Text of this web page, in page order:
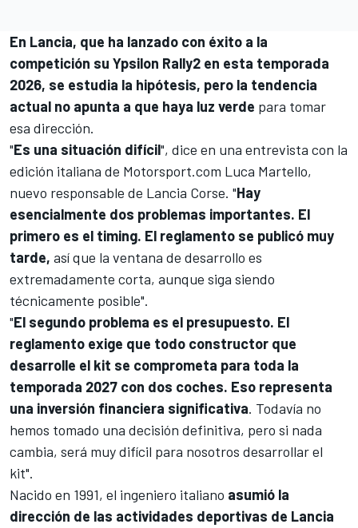
En Lancia, que ha lanzado con éxito a la
competición su Ypsilon Rally2 en esta temporada
2026, se estudia la hipótesis, pero la tendencia
actual no apunta a que haya luz verde para tomar
esa dirección.
"Es una situación difícil", dice en una entrevista con la
edición italiana de Motorsport.com Luca Martello,
nuevo responsable de Lancia Corse. "Hay
esencialmente dos problemas importantes. El
primero es el timing. El reglamento se publicó muy
tarde, así que la ventana de desarrollo es
extremadamente corta, aunque siga siendo
técnicamente posible".
"El segundo problema es el presupuesto. El
reglamento exige que todo constructor que
desarrolle el kit se comprometa para toda la
temporada 2027 con dos coches. Eso representa
una inversión financiera significativa. Todavía no
hemos tomado una decisión definitiva, pero si nada
cambia, será muy difícil para nosotros desarrollar el
kit".
Nacido en 1991, el ingeniero italiano asumió la
dirección de las actividades deportivas de Lancia